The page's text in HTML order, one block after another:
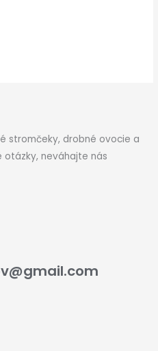
stromčeky, drobné ovocie a
otázky, neváhajte nás